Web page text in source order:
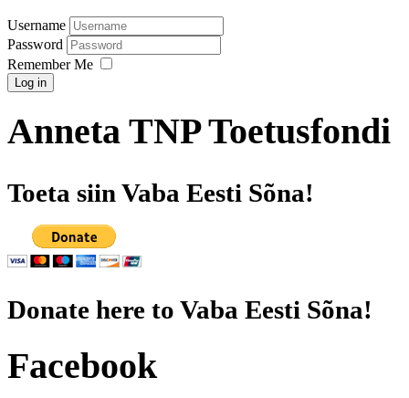
Username
Password
Remember Me
Log in
Anneta TNP Toetusfondi
Toeta siin Vaba Eesti Sõna!
Donate here to Vaba Eesti Sõna!
Facebook